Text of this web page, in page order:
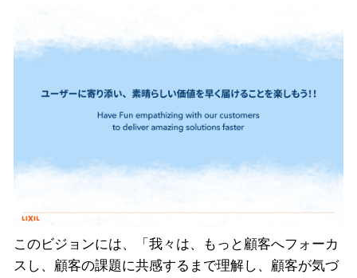
このビジョンには、「我々は、もっと顧客へフォーカ
スし、顧客の課題に共感するまで理解し、顧客が気づ